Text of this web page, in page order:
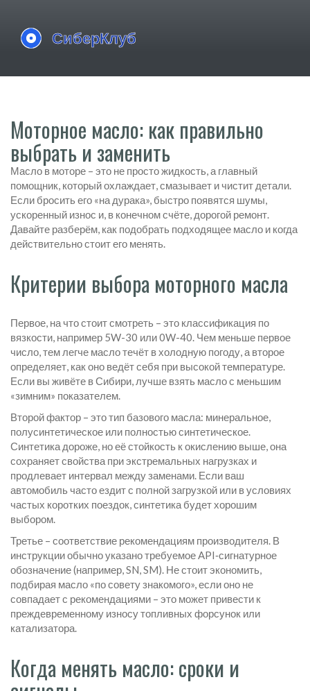
Моторное масло: как правильно
выбрать и заменить
Масло в моторе – это не просто жидкость, а главный
помощник, который охлаждает, смазывает и чистит детали.
Если бросить его «на дурака», быстро появятся шумы,
ускоренный износ и, в конечном счёте, дорогой ремонт.
Давайте разберём, как подобрать подходящее масло и когда
действительно стоит его менять.
Критерии выбора моторного масла
Первое, на что стоит смотреть – это классификация по
вязкости, например 5W-30 или 0W-40. Чем меньше первое
число, тем легче масло течёт в холодную погоду, а второе
определяет, как оно ведёт себя при высокой температуре.
Если вы живёте в Сибири, лучше взять масло с меньшим
«зимним» показателем.
Второй фактор – это тип базового масла: минеральное,
полусинтетическое или полностью синтетическое.
Синтетика дороже, но её стойкость к окислению выше, она
сохраняет свойства при экстремальных нагрузках и
продлевает интервал между заменами. Если ваш
автомобиль часто ездит с полной загрузкой или в условиях
частых коротких поездок, синтетика будет хорошим
выбором.
Третье – соответствие рекомендациям производителя. В
инструкции обычно указано требуемое API‑сигнатурное
обозначение (например, SN, SM). Не стоит экономить,
подбирая масло «по совету знакомого», если оно не
совпадает с рекомендациями – это может привести к
преждевременному износу топливных форсунок или
катализатора.
Когда менять масло: сроки и